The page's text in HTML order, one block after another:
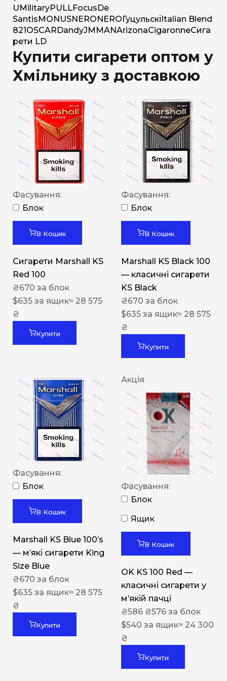
U MilitaryPULLFocus De
Santis MONUSNERO NERO Гуцульскі Italian Blend
821 OSCAR DandyJM MANArizonaCigaronneСига
рети LD
Купити сигарети оптом у
Хмільнику з доставкою
Фасування:
Блок
В Кошик
Сигарети Marshall KS
Red 100
₴670 за блок
$635 за ящик≈ 28 575
₴
Купити
Фасування:
Блок
В Кошик
Marshall KS Black 100
— класичні сигарети
KS Black
₴670 за блок
$635 за ящик≈ 28 575
₴
Купити
Фасування:
Блок
В Кошик
Marshall KS Blue 100’s
— м’які сигарети King
Size Blue
₴670 за блок
$635 за ящик≈ 28 575
₴
Купити
Акція
Фасування:
Блок
Ящик
В Кошик
OK KS 100 Red —
класичні сигарети у
м’якій пачці
₴586 ₴576 за блок
$540 за ящик≈ 24 300
₴
Купити